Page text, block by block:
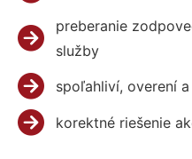
preberanie
služby
spoľahliví, overení
korektné riešenie